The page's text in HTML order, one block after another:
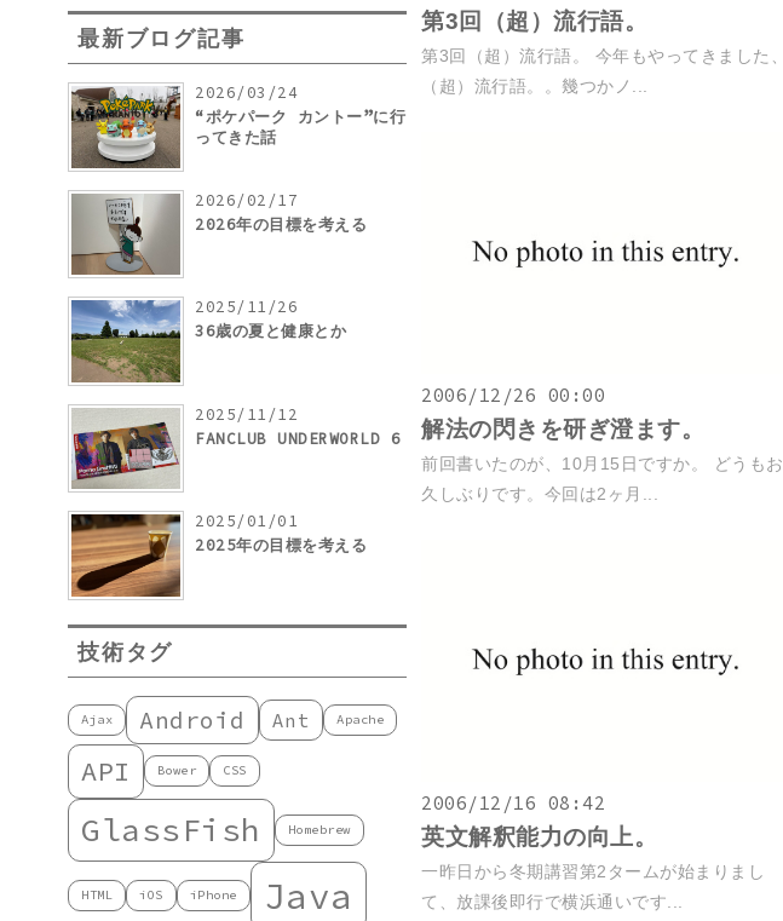
最新ブログ記事
2026/03/24
“ポケパーク カントー”に行
ってきた話
2026/02/17
2026年の目標を考える
2025/11/26
36歳の夏と健康とか
2025/11/12
FANCLUB UNDERWORLD 6
2025/01/01
2025年の目標を考える
技術タグ
Ajax Android Ant Apache
API Bower CSS
GlassFish Homebrew
HTML iOS iPhone Java
第3回（超）流行語。
第3回（超）流行語。 今年もやってきました、
（超）流行語。。幾つかノ...
2006/12/26 00:00
解法の閃きを研ぎ澄ます。
前回書いたのが、10月15日ですか。 どうもお
久しぶりです。今回は2ヶ月...
2006/12/16 08:42
英文解釈能力の向上。
一昨日から冬期講習第2タームが始まりまし
て、放課後即行で横浜通いです...